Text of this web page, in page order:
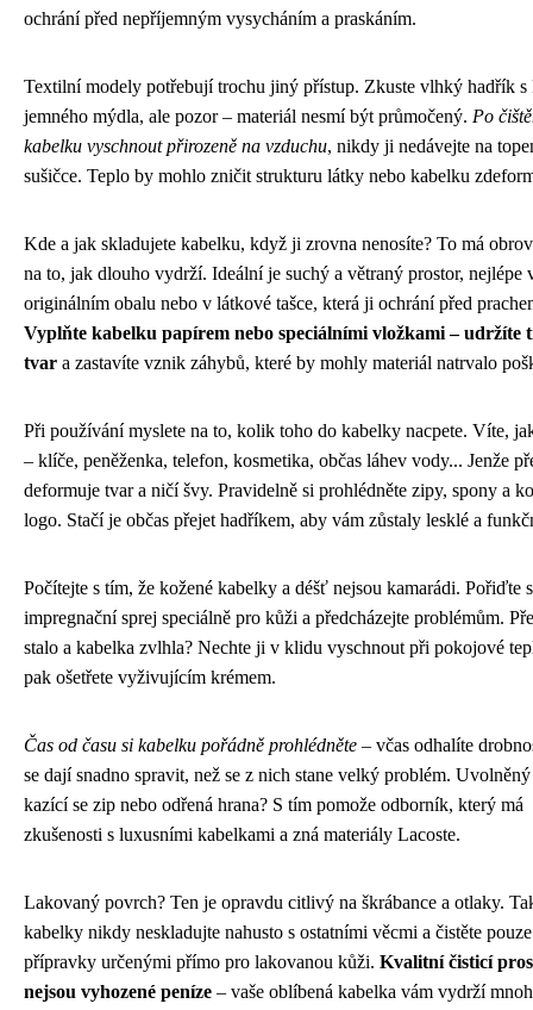
ochrání před nepříjemným vysycháním a praskáním.
Textilní modely potřebují trochu jiný přístup. Zkuste vlhký hadřík s
jemného mýdla, ale pozor – materiál nesmí být průmočený. Po
kabelku vyschnout přirozeně na vzduchu, nikdy ji nedávejte na
sušičce. Teplo by mohlo zničit strukturu látky nebo kabelku
Kde a jak skladujete kabelku, když ji zrovna nenosíte? To má
na to, jak dlouho vydrží. Ideální je suchý a větraný prostor, nejlépe
originálním obalu nebo v látkové tašce, která ji ochrání před
Vyplňte kabelku papírem nebo speciálními vložkami – udržíte
tvar a zastavíte vznik záhybů, které by mohly materiál natrvalo
Při používání myslete na to, kolik toho do kabelky nacpete. Víte,
– klíče, peněženka, telefon, kosmetika, občas láhev vody... Jenže
deformuje tvar a ničí švy. Pravidelně si prohlédněte zipy, spony a
logo. Stačí je občas přejet hadříkem, aby vám zůstaly lesklé a
Počítejte s tím, že kožené kabelky a déšť nejsou kamarádi. Pořiďte
impregnační sprej speciálně pro kůži a předcházejte problémům.
stalo a kabelka zvlhla? Nechte ji v klidu vyschnout při pokojové
pak ošetřete vyživujícím krémem.
Čas od času si kabelku pořádně prohlédněte – včas odhalíte
se dají snadno spravit, než se z nich stane velký problém. Uvolněný
kazící se zip nebo odřená hrana? S tím pomože odborník, který má
zkušenosti s luxusními kabelkami a zná materiály Lacoste.
Lakovaný povrch? Ten je opravdu citlivý na škrábance a otlaky.
kabelky nikdy neskladujte nahusto s ostatními věcmi a čistěte pouze
přípravky určenými přímo pro lakovanou kůži. Kvalitní čisticí
nejsou vyhozené peníze – vaše oblíbená kabelka vám vydrží